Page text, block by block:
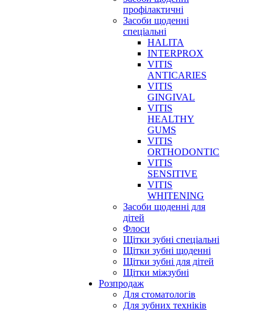
профілактичні
Засоби щоденні
спеціальні
HALITA
INTERPROX
VITIS
ANTICARIES
VITIS
GINGIVAL
VITIS
HEALTHY
GUMS
VITIS
ORTHODONTIC
VITIS
SENSITIVE
VITIS
WHITENING
Засоби щоденні для
дітей
Флоси
Щітки зубні спеціальні
Щітки зубні щоденні
Щітки зубні для дітей
Щітки міжзубні
Розпродаж
Для стоматологів
Для зубних техніків